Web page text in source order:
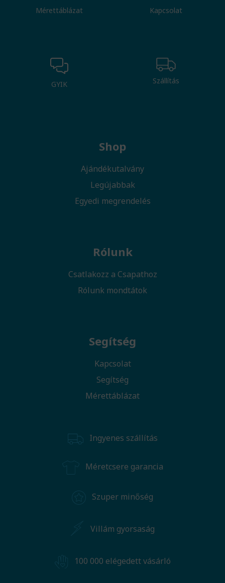
Mérettáblázat Kapcsolat
GYIK Szállítás
Shop
Ajándékutalvány
Legújabbak
Egyedi megrendelés
Rólunk
Csatlakozz a Csapathoz
Rólunk mondtátok
Segítség
Kapcsolat
Segítség
Mérettáblázat
Ingyenes szállítás
Méretcsere garancia
Szuper minőség
Villám gyorsaság
100 000 elégedett vásárló